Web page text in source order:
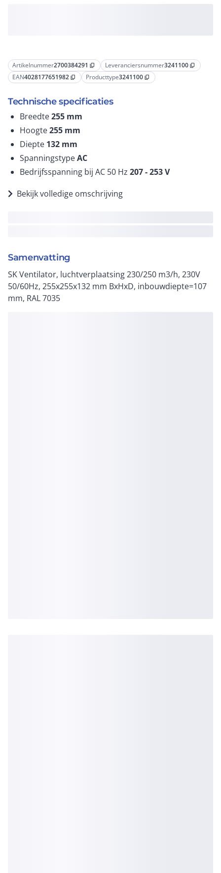
Artikelnummer2700384291 content_copy Leveranciersnummer3241100 content_copy
EAN4028177651982 content_copy Producttype3241100 content_copy
Technische specificaties
Breedte255 mm
Hoogte255 mm
Diepte 132 mm
SpanningstypeAC
Bedrijfsspanning bij AC 50 Hz 207 - 253V
Bekijk volledige omschrijving
Samenvatting
SK Ventilator, luchtverplaatsing 230/250 m3/h, 230V
50/60Hz, 255x255x132 mm BxHxD, inbouwdiepte=107
mm, RAL 7035